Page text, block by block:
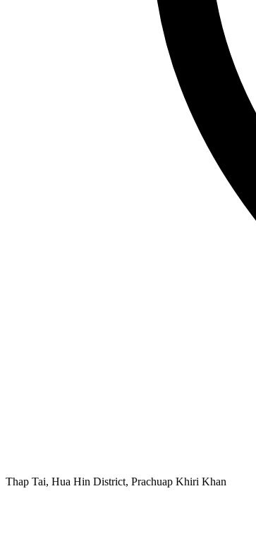
Thap Tai, Hua Hin District, Prachuap Khiri Khan